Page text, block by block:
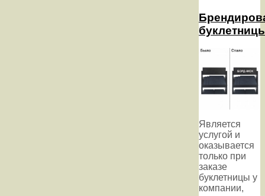
Является
услугой и
оказывается
только при
заказе
буклетницы у
компании,